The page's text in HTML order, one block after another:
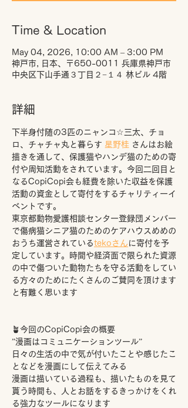
Time & Location
May 04, 2026, 10:00 AM – 3:00 PM
神戸市, 日本、〒650-0011 兵庫県神戸市
中央区下山手通３丁目２−１４ 林ビル 4階
詳細
下半身付随の3匹のニャンコ☆三太、チョ
ロ、チャチャ丸と暮らす 星野桂 さんはお絵
描きを通して、保護猫やハンデ猫のための寄
付や周知活動をされています。今回二回目と
なるCopiCopi会も経費を除いた収益を保護
活動の資金として寄付をするチャリティーイ
ベントです。
東京都動物愛護相談センター登録団メンバー
で傷病猫シニア猫のためのケアハウスめめの
おうち運営されているtekoさん に寄付を予
定しています。時間や経済面で限られた資源
の中で傷ついた動物たちを守る活動をしてい
る方々のためにたくさんのご賛同を頂けます
と有難く思います
🪴今回のCopiCopi会の概要
”漫画はコミュニケーションツール”
日々の生活の中で気が付いたことや感じたこ
となどを漫画にして伝えてみる
漫画は描いている過程も、描いたものを見て
貰う時間も、人とお話をするきっかけをくれ
る強力なツールになります